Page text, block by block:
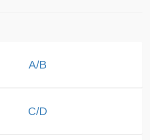
A/B
C/D